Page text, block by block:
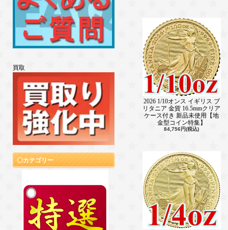
買取
カテゴリー
2026 1/10オンス イギリス ブ
リタニア 金貨 16.5mmクリア
ケース付き 新品未使用【地
金型コイン特集】
84,756円(税込)